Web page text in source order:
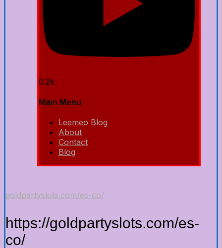
0.2k
Main Menu
Leemeo Blog
About
Contact
Blog
goldpartyslots.com/es-co/
https://goldpartyslots.com/es-
co/